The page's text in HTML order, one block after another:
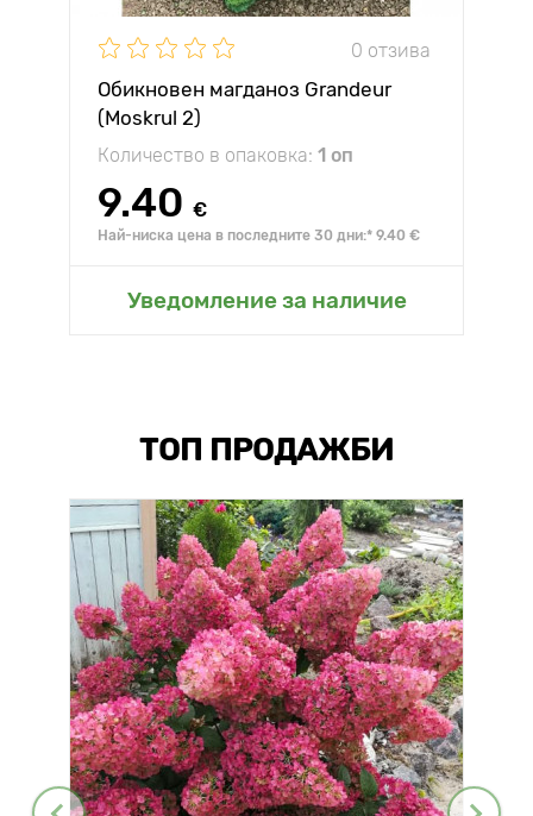
0 отзива
Обикновен магданоз Grandeur
(Moskrul 2)
Количество в опаковка: 1 оп
9.40 €
Най-ниска цена в последните 30 дни:* 9.40 €
Уведомление за наличие
ТОП ПРОДАЖБИ